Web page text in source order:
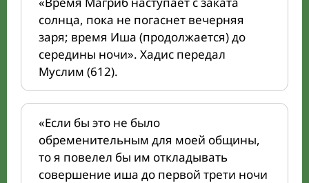
солнца, пока не погаснет вечерняя
заря; время Иша (продолжается) до
середины ночи». Хадис передал
Муслим (612).
«Если бы это не было
обременительным для моей общины,
то я повелел бы им откладывать
совершение иша до первой трети ночи